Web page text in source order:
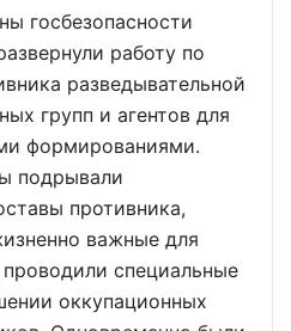
госбезопасности
работу по
разведывательной
групп и агентов для
формированиями.
подрывали
противника,
важные для
специальные
оккупационных